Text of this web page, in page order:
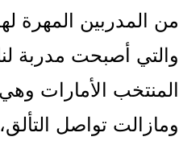
من المدربين المهرة
والتي أصبحت مدربة
المنتخب الأمارات وهي
ومازالت تواصل